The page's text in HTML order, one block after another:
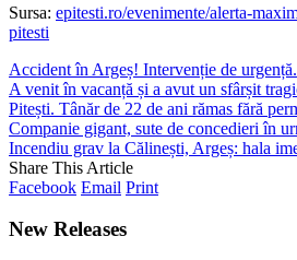
Sursa: epitesti.ro/evenimente/alerta-
pitesti
Accident în Argeș! Intervenție de urgență.
A venit în vacanță și a avut un sfârșit
Pitești. Tânăr de 22 de ani rămas fără
Companie gigant, sute de concedieri în
Incendiu grav la Călinești, Argeș: hala
Share This Article
Facebook Email Print
New Releases